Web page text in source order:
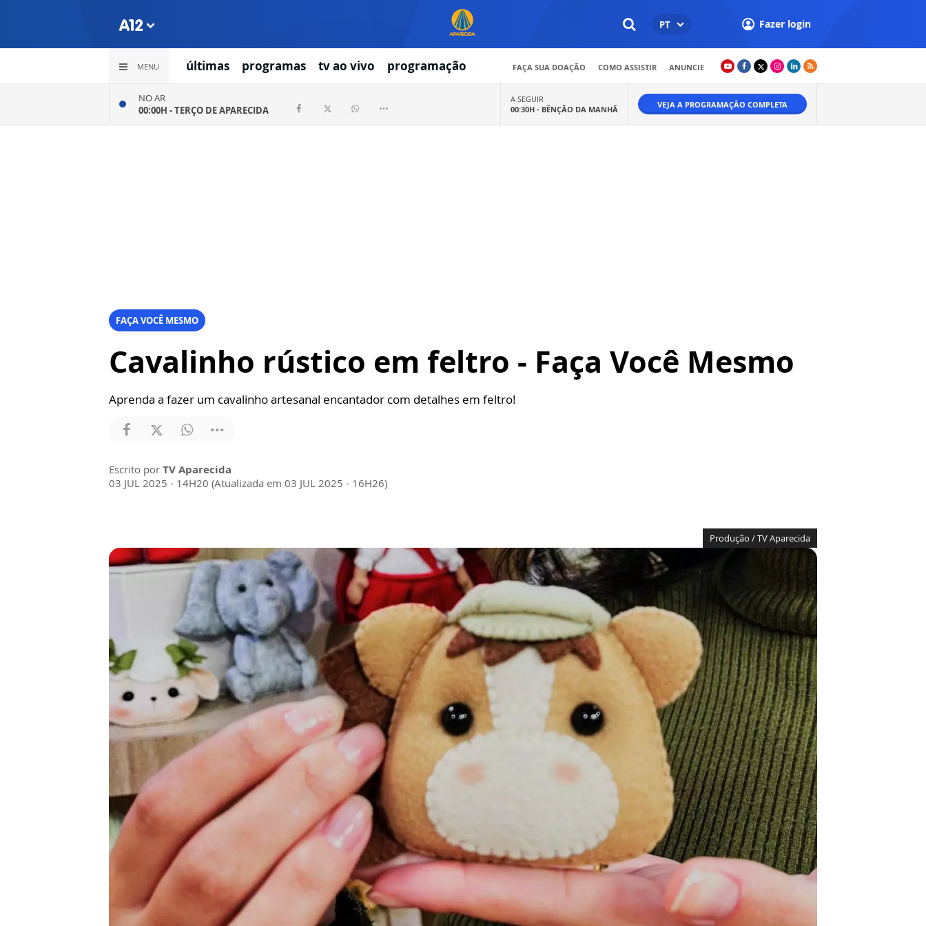
PT Fazer login
MENU últimas programas tv ao vivo programação FAÇA SUA DOAÇÃO COMO ASSISTIR ANUNCIE
NO AR
00:00H -TERÇO DE APARECIDA
A SEGUIR
00:30H - BÊNÇÃO DA MANHÃ VEJA A PROGRAMAÇÃO COMPLETA
FAÇA VOCÊ MESMO
Cavalinho rústico em feltro - Faça Você Mesmo
Aprenda a fazer um cavalinho artesanal encantador com detalhes em feltro!
Escrito por TV Aparecida
03 JUL 2025 - 14H20 (Atualizada em 03 JUL 2025 - 16H26)
Produção / TV Aparecida